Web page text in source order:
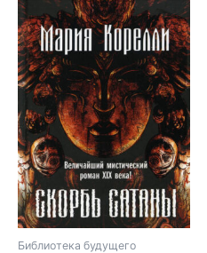
Библиотека будущего